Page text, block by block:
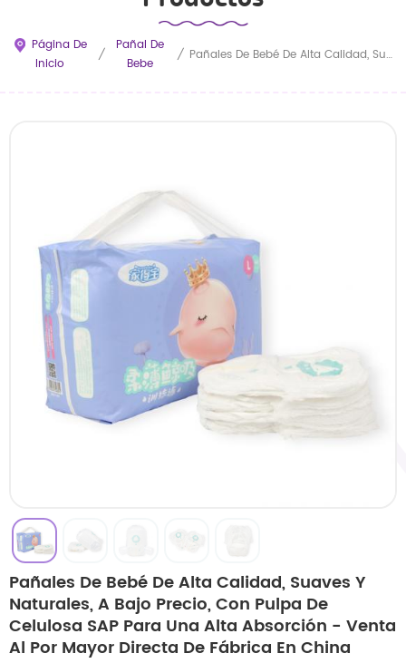
Página De
Inicio
/
Pañal De
Bebe
/ Pañales De Bebé De Alta Calidad, Suaves Y Naturales, A Bajo Precio, Con Pulpa De Celulosa SAP Para Una Alta Absorción - Venta Al Por Mayor Directa De Fábrica En China
Pañales De Bebé De Alta Calidad, Suaves Y
Naturales, A Bajo Precio, Con Pulpa De
Celulosa SAP Para Una Alta Absorción - Venta
Al Por Mayor Directa De Fábrica En China